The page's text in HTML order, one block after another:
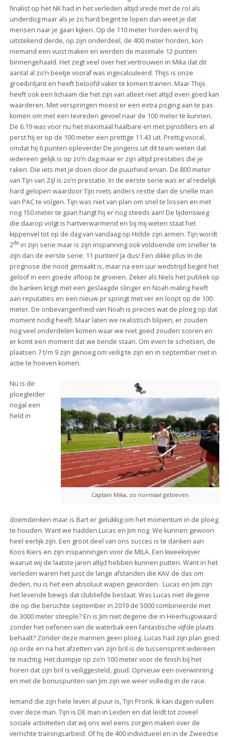
finalist op het NK had in het verleden altijd vrede met de rol als
underdog maar als je zo hard begint te lopen dan weet je dat
mensen naar je gaan kijken. Op de 110 meter horden werd hij
uitstekend derde, op zijn onderdeel, de 400 meter horden, kon
niemand een vuist maken en werden de maximale 12 punten
binnengehaald. Het zegt veel over het vertrouwen in Mika dat dit
aantal al zo’n beetje vooraf was ingecalculeerd. Thijs is onze
groeibriljant en heeft beloofd vaker te komen trainen. Maar Thijs
heeft ook een lichaam die het zijn van atleet niet altijd even goed kan
waarderen. Met verspringen moest er een extra poging aan te pas
komen om met een tevreden gevoel naar de 100 meter te kunnen.
De 6.19 was voor nu het maximaal haalbare en met pijnstillers en al
perst hij er op de 100 meter een prettige 11.43 uit. Prettig vooral,
omdat hij 6 punten opleverde! De jongens uit dit team weten dat
iedereen gelijk is op zo’n dag maar er zijn altijd prestaties die je
raken. Die iets met je doen door de puurheid ervan. De 800 meter
van Tijn van Zijl is zo’n prestatie. In de eerste serie was er al redelijk
hard gelopen waardoor Tijn niets anders restte dan de snelle man
van PAC te volgen. Tijn was niet van plan om snel te lossen en met
nog 150 meter te gaan hangt hij er nog steeds aan! De lijdensweg
die daarop volgt is hartverwarmend en bij mij weten staat het
kippenvel tot op de dag van vandaag op Hidde zijn armen. Tijn wordt
2dein zijn serie maar is zijn inspanning ook voldoende om sneller te
zijn dan de eerste serie. 11 punten! Ja dus! Een dikke plus in de
prognose die nooit gemaakt is, maar na een uur wedstrijd begint het
geloof in een goede afloop te groeien. Zeker als Niels het publiek op
de banken krijgt met een geslaagde slinger en Noah maling heeft
aan reputaties en een nieuw pr springt met ver en loopt op de 100
meter. De onbevangenheid van Noah is precies wat de ploeg op dat
moment nodig heeft. Maar laten we realistisch blijven, er zouden
nog veel onderdelen komen waar we niet goed zouden scoren en
er komt een moment dat we tiende staan. Om even te schetsen, de
plaatsen 7 t/m 9 zijn genoeg om veilig te zijn en in september niet in
actie te hoeven komen.
Captain Mika, zo normaal gebleven
Nu is de
ploegleider
nogal een
held in
doemdenken maar is Bart er gelukkig om het momentum in de ploeg
te houden. Want we hadden Lucas en Jim nog. We kunnen gewoon
heel eerlijk zijn. Een groot deel van ons succes is te danken aan
Koos Kiers en zijn inspanningen voor de MILA. Een kweekvijver
waaruit wij de laatste jaren altijd hebben kunnen putten. Want in het
verleden waren het juist de lange afstanden die KAV de das om
deden, nu is het een absoluut wapen geworden. Lucas en Jim zijn
het levende bewijs dat clubliefde bestaat. Was Lucas niet degene
die op die beruchte september in 2019 de 5000 combineerde met
de 3000 meter steeple? En is Jim niet degene die in Heerhugowaard
zonder het oefenen van de waterbak een fantastische vijfde plaats
behaalt? Zonder deze mannen geen ploeg. Lucas had zijn plan goed
op orde en na het afzetten van zijn bril is de tussensprint iedereen
te machtig. Het duimpje op zo’n 100 meter voor de finish bij het
horen dat zijn bril is veiliggesteld, goud. Opnieuw een overwinning
en met de bonuspunten van Jim zijn we weer volledig in de race.
Iemand die zijn hele leven al puur is, Tijn Pronk. Ik kan dagen vullen
over deze man. Tijn is DE man in Leiden en dat leidt tot zoveel
sociale activiteiten dat wij ons wel eens zorgen maken over de
verrichte trainingsarbeid. Of hij de 400 individueel en in de Zweedse